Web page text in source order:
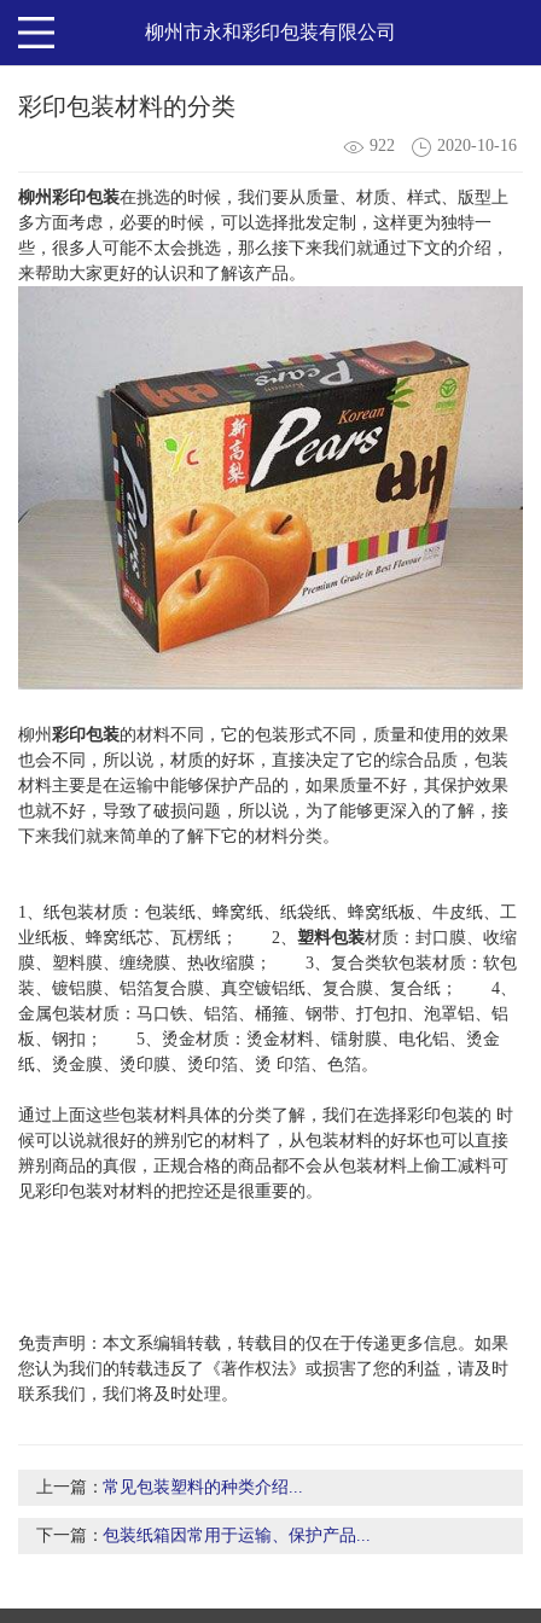
柳州市永和彩印包装有限公司
彩印包装材料的分类
922 2020-10-16
柳州彩印包装在挑选的时候，我们要从质量、材质、样式、版型上
多方面考虑，必要的时候，可以选择批发定制，这样更为独特一
些，很多人可能不太会挑选，那么接下来我们就通过下文的介绍，
来帮助大家更好的认识和了解该产品。
柳州 彩印包装的材料不同，它的包装形式不同，质量和使用的效果
也会不同，所以说，材质的好坏，直接决定了它的综合品质，包装
材料主要是在运输中能够保护产品的，如果质量不好，其保护效果
也就不好，导致了破损问题，所以说，为了能够更深入的了解，接
下来我们就来简单的了解下它的材料分类。
1、纸包装材质：包装纸、蜂窝纸、纸袋纸、蜂窝纸板、牛皮纸、工
业纸板、蜂窝纸芯、瓦楞纸； 2、 塑料包装材质：封口膜、收缩
膜、塑料膜、缠绕膜、热收缩膜； 3、复合类软包装材质：软包
装、镀铝膜、铝箔复合膜、真空镀铝纸、复合膜、复合纸； 4、
金属包装材质：马口铁、铝箔、桶箍、钢带、打包扣、泡罩铝、铝
板、钢扣； 5、烫金材质：烫金材料、镭射膜、电化铝、烫金
纸、烫金膜、烫印膜、烫印箔、烫 印箔、色箔。
通过上面这些包装材料具体的分类了解，我们在选择彩印包装的 时
候可以说就很好的辨别它的材料了，从包装材料的好坏也可以直接
辨别商品的真假，正规合格的商品都不会从包装材料上偷工减料可
见彩印包装对材料的把控还是很重要的。
免责声明：本文系编辑转载，转载目的仅在于传递更多信息。如果
您认为我们的转载违反了《著作权法》或损害了您的利益，请及时
联系我们，我们将及时处理。
上一篇：常见包装塑料的种类介绍...
下一篇：包装纸箱因常用于运输、保护产品...